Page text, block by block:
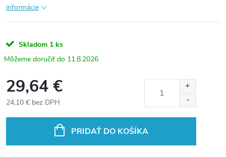
informácie
Skladom 1 ks
11.8.2026
29,64 €
24,10 € bez DPH
PRIDAŤ DO KOŠÍKA